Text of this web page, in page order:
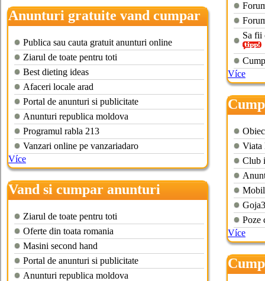
Anunturi gratuite vand cumpar
Publica sau cauta gratuit anunturi online
Ziarul de toate pentru toti
Best dieting ideas
Afaceri locale arad
Portal de anunturi si publicitate
Anunturi republica moldova
Programul rabla 213
Vanzari online pe vanzariadaro
Více
Vand si cumpar anunturi
gratuite
Ziarul de toate pentru toti
Oferte din toata romania
Masini second hand
Portal de anunturi si publicitate
Anunturi republica moldova
Sa fii
Více
Viata
Club
Poze
Více